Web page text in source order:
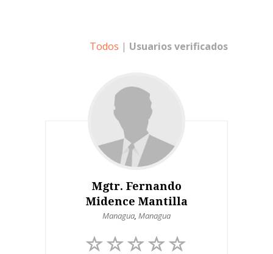
Todos | Usuarios verificados
Mgtr. Fernando
Midence Mantilla
Managua, Managua